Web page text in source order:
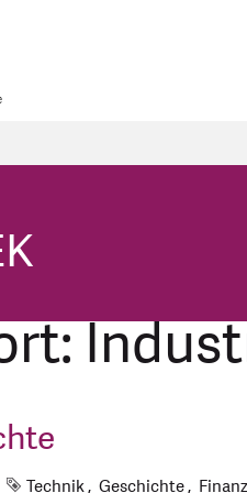
Schlagworte
Technik Geschichte